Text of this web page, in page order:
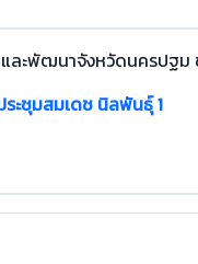
ละพัฒนาจังหวัดนครปฐม
ระชุมสมเดช นิลพันธุ์ 1